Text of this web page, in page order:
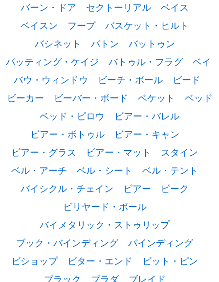
バーン・ドア
セクトーリアル
ベイス
ベイスン
フープ
バスケット・ヒルト
バシネット
バトン
バットゥン
バッティング・ケイジ
バトゥル・フラグ
ベイ
バウ・ウィンドウ
ビーチ・ボール
ビード
ビーカー
ビーバー・ボード ベケット
ベッド
ベッド・ピロウ
ビアー・バレル
ビアー・ボトゥル
ビアー・キャン
ビアー・グラス
ビアー・マット
スタイン
ベル・アーチ
ベル・シート
ベル・テント
バイシクル・チェイン
ビアー
ピーク
ビリヤード・ボール
バイメタリック・ストゥリップ
ブック・バインディング
バインディング
ビショップ
ビター・エンド
ビット・ピン
ブラック
ブラダ ブレイド